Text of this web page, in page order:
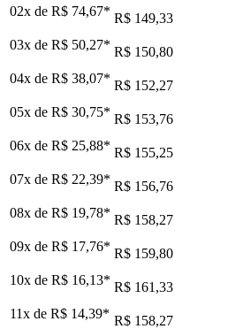
02x de R$ 74,67* R$ 149,33
03x de R$ 50,27* R$ 150,80
04x de R$ 38,07* R$ 152,27
05x de R$ 30,75* R$ 153,76
06x de R$ 25,88* R$ 155,25
07x de R$ 22,39* R$ 156,76
08x de R$ 19,78* R$ 158,27
09x de R$ 17,76* R$ 159,80
10x de R$ 16,13* R$ 161,33
11x de R$ 14,39* R$ 158,27